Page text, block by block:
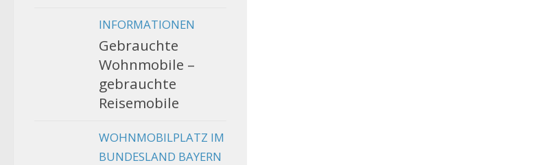
INFORMATIONEN
Gebrauchte
Wohnmobile –
gebrauchte
Reisemobile
WOHNMOBILPLATZ IM
BUNDESLAND BAYERN